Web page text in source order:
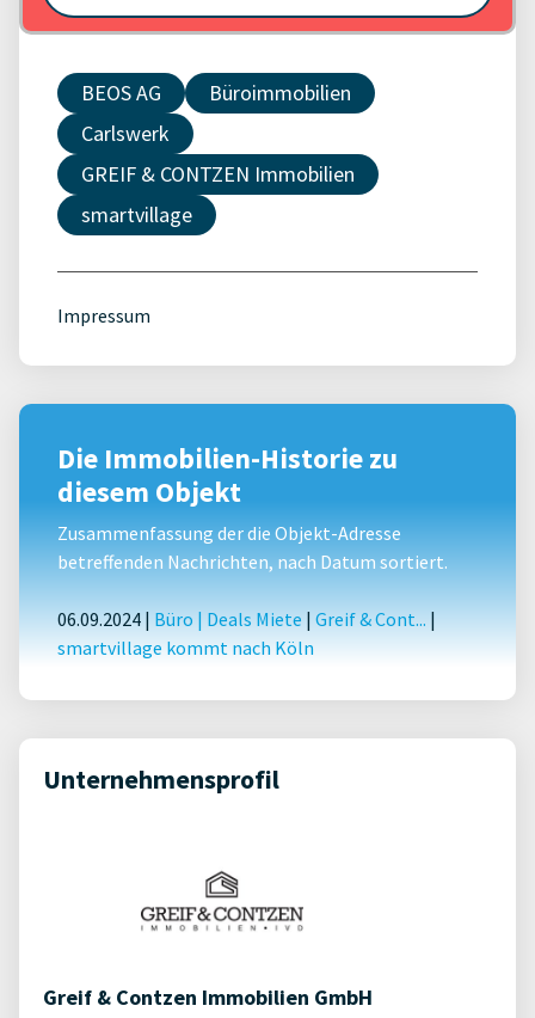
BEOS AG
Büroimmobilien
Carlswerk
GREIF & CONTZEN Immobilien
smartvillage
Impressum
Die Immobilien-Historie zu
diesem Objekt
Zusammenfassung der die Objekt-Adresse
betreffenden Nachrichten, nach Datum sortiert.
06.09.2024 | Büro | Deals Miete | Greif & Cont... |
smartvillage kommt nach Köln
Unternehmensprofil
Greif & Contzen Immobilien GmbH